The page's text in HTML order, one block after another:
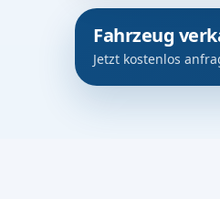
Fahrzeug
Jetzt kostenlos